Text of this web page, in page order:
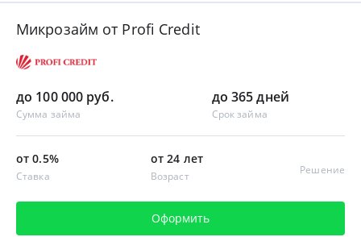
Микрозайм от Profi Credit
до 100 000 руб.
Сумма займа
до 365 дней
Срок займа
от 0.5%
Ставка
от 24 лет
Возраст Решение
Оформить